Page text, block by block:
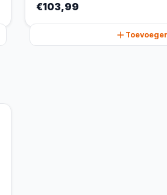
€103,99